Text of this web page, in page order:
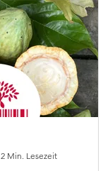
2 Min. Lesezeit